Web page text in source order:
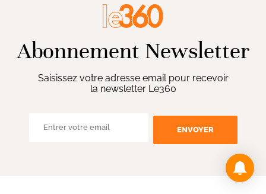
Abonnement Newsletter
Saisissez votre adresse email pour recevoir
la newsletter Le360
ENVOYER